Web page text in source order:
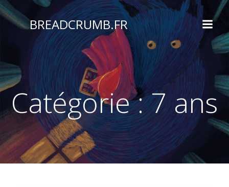
Aller
au
contenu
BREADCRUMB.FR
Catégorie :7 ans